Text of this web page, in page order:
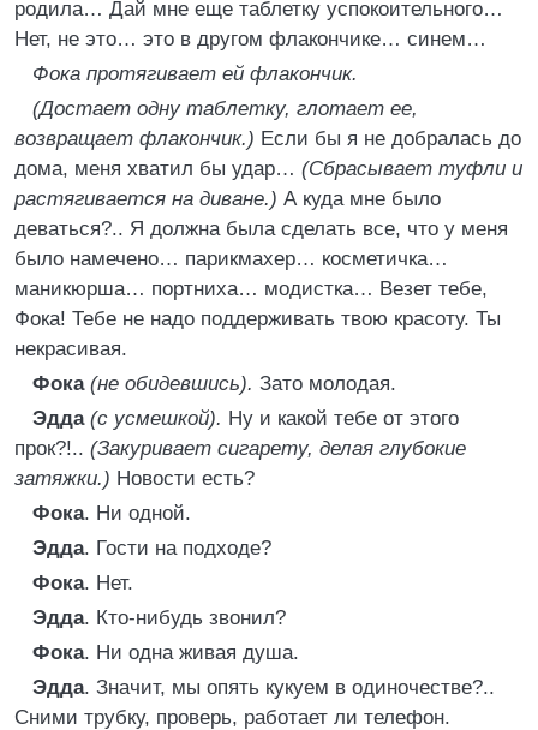
родила… Дай мне еще таблетку успокоительного…
Нет, не это… это в другом флакончике… синем…
Фока протягивает ей флакончик.
(Достает одну таблетку, глотает ее,
возвращает флакончик.) Если бы я не добралась до
дома, меня хватил бы удар… (Сбрасывает туфли и
растягивается на диване.) А куда мне было
деваться?.. Я должна была сделать все, что у меня
было намечено… парикмахер… косметичка…
маникюрша… портниха… модистка… Везет тебе,
Фока! Тебе не надо поддерживать твою красоту. Ты
некрасивая.
Фока (не обидевшись). Зато молодая.
Эдда (с усмешкой). Ну и какой тебе от этого
прок?!.. (Закуривает сигарету, делая глубокие
затяжки.) Новости есть?
Фока. Ни одной.
Эдда. Гости на подходе?
Фока. Нет.
Эдда. Кто-нибудь звонил?
Фока. Ни одна живая душа.
Эдда. Значит, мы опять кукуем в одиночестве?..
Сними трубку, проверь, работает ли телефон.